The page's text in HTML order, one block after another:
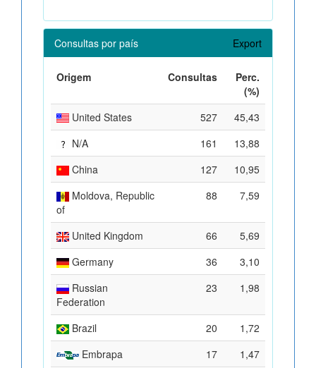
Consultas por país Export
Origem Consultas
Perc.
(%)
United States
527
45,43
N/A
161
13,88
China
127
10,95
Moldova, Republic
of
88 7,59
United Kingdom 66
5,69
Germany
36
3,10
Russian
Federation
23 1,98
Brazil 20
1,72
Embrapa
17
1,47